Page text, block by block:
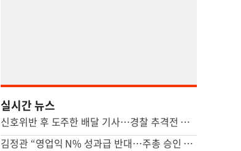
실시간 뉴스
신호위반 후 도주한 배달 기사…경찰 추격전 끝에 잡고 보니
김정관 “영업익 N% 성과급 반대…주총 승인 거치도록 상법 개정 논의”